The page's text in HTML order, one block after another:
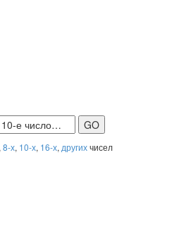
8-х, 10-х, 16-х, другихчисел